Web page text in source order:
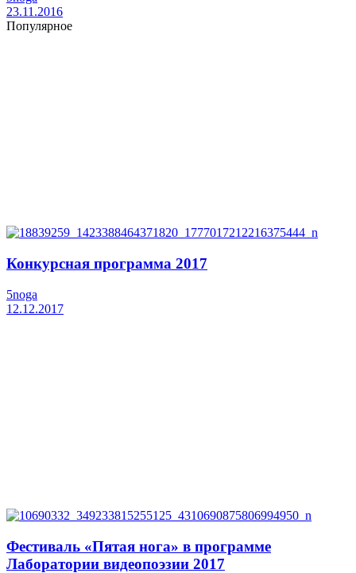
23.11.2016
Популярное
Конкурсная программа 2017
5noga
12.12.2017
Фестиваль «Пятая нога» в программе
Лаборатории видеопоэзии 2017